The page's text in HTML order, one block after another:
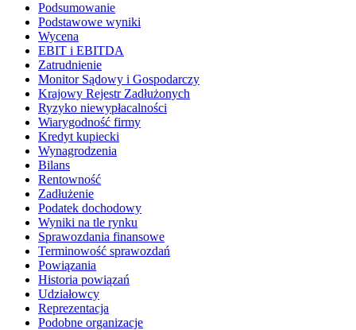
Podsumowanie
Podstawowe wyniki
Wycena
EBIT i EBITDA
Zatrudnienie
Monitor Sądowy i Gospodarczy
Krajowy Rejestr Zadłużonych
Ryzyko niewypłacalności
Wiarygodność firmy
Kredyt kupiecki
Wynagrodzenia
Bilans
Rentowność
Zadłużenie
Podatek dochodowy
Wyniki na tle rynku
Sprawozdania finansowe
Terminowość sprawozdań
Powiązania
Historia powiązań
Udziałowcy
Reprezentacja
Podobne organizacje